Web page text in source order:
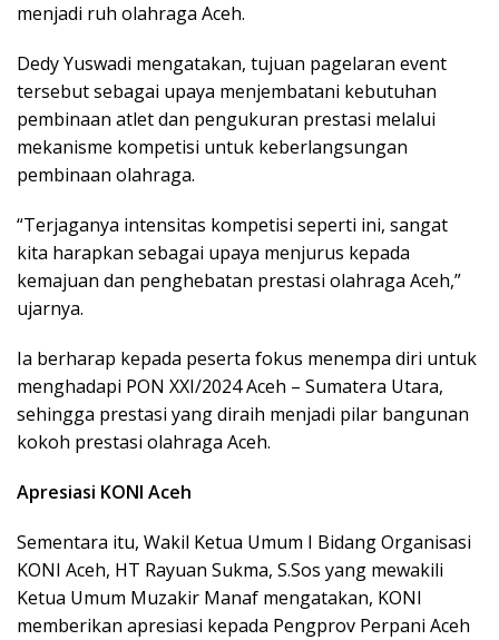
menjadi ruh olahraga Aceh.
Dedy Yuswadi mengatakan, tujuan pagelaran event
tersebut sebagai upaya menjembatani kebutuhan
pembinaan atlet dan pengukuran prestasi melalui
mekanisme kompetisi untuk keberlangsungan
pembinaan olahraga.
“Terjaganya intensitas kompetisi seperti ini, sangat
kita harapkan sebagai upaya menjurus kepada
kemajuan dan penghebatan prestasi olahraga Aceh,”
ujarnya.
Ia berharap kepada peserta fokus menempa diri untuk
menghadapi PON XXI/2024 Aceh – Sumatera Utara,
sehingga prestasi yang diraih menjadi pilar bangunan
kokoh prestasi olahraga Aceh.
Apresiasi KONI Aceh
Sementara itu, Wakil Ketua Umum I Bidang Organisasi
KONI Aceh, HT Rayuan Sukma, S.Sos yang mewakili
Ketua Umum Muzakir Manaf mengatakan, KONI
memberikan apresiasi kepada Pengprov Perpani Aceh